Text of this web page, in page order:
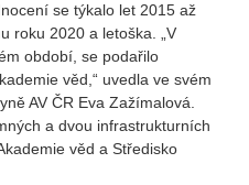
se týkalo let 2015 až
roku 2020 a letoška. „V
období, se podařilo
věd,“ uvedla ve svém
AV ČR Eva Zažímalová.
a dvou infrastrukturních
věd a Středisko